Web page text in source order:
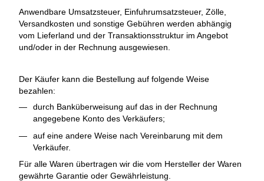
Anwendbare Umsatzsteuer, Einfuhrumsatzsteuer, Zölle,
Versandkosten und sonstige Gebühren werden abhängig
vom Lieferland und der Transaktionsstruktur im Angebot
und/oder in der Rechnung ausgewiesen.
Der Käufer kann die Bestellung auf folgende Weise
bezahlen:
durch Banküberweisung auf das in der Rechnung
angegebene Konto des Verkäufers;
auf eine andere Weise nach Vereinbarung mit dem
Verkäufer.
Für alle Waren übertragen wir die vom Hersteller der Waren
gewährte Garantie oder Gewährleistung.